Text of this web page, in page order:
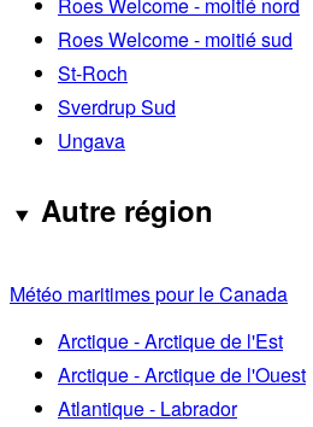
Roes Welcome - moitié sud
St-Roch
Sverdrup Sud
Ungava
Autre région
Météo maritimes pour le Canada
Arctique - Arctique de l'Est
Arctique - Arctique de l'Ouest
Atlantique - Labrador